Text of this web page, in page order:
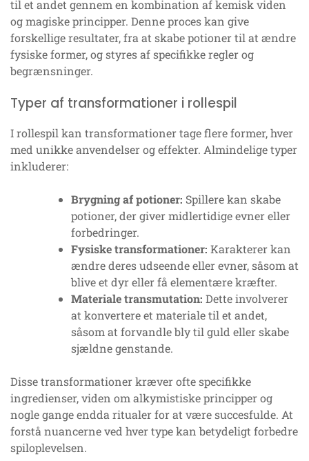
til et andet gennem en kombination af kemisk viden
og magiske principper. Denne proces kan give
forskellige resultater, fra at skabe potioner til at ændre
fysiske former, og styres af specifikke regler og
begrænsninger.
Typer af transformationer i rollespil
I rollespil kan transformationer tage flere former, hver
med unikke anvendelser og effekter. Almindelige typer
inkluderer:
Brygning af potioner: Spillere kan skabe
potioner, der giver midlertidige evner eller
forbedringer.
Fysiske transformationer: Karakterer kan
ændre deres udseende eller evner, såsom at
blive et dyr eller få elementære kræfter.
Materiale transmutation: Dette involverer
at konvertere et materiale til et andet,
såsom at forvandle bly til guld eller skabe
sjældne genstande.
Disse transformationer kræver ofte specifikke
ingredienser, viden om alkymistiske principper og
nogle gange endda ritualer for at være succesfulde. At
forstå nuancerne ved hver type kan betydeligt forbedre
spiloplevelsen.